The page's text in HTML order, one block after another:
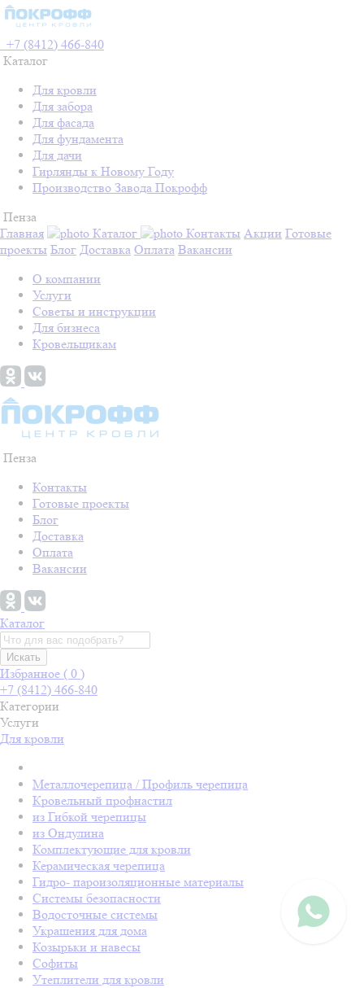
+7 (8412) 466-840
Каталог
Для кровли
Для забора
Для фасада
Для фундамента
Для дачи
Гирлянды к Новому Году
Производство Завода Покрофф
Пенза
Главная
Каталог Контакты Акции Готовые
проекты Блог Доставка Оплата Вакансии
О компании
Услуги
Советы и инструкции
Для бизнеса
Кровельщикам
Пенза
Контакты
Готовые проекты
Блог
Доставка
Оплата
Вакансии
Каталог
Искать
Избранное ( 0 )
+7 (8412) 466-840
Категории
Услуги
Для кровли
Металлочерепица / Профиль черепица
Кровельный профнастил
из Гибкой черепицы
из Ондулина
Комплектующие для кровли
Керамическая черепица
Гидро- пароизоляционные материалы
Системы безопасности
Водосточные системы
Украшения для дома
Козырьки и навесы
Софиты
Утеплители для кровли